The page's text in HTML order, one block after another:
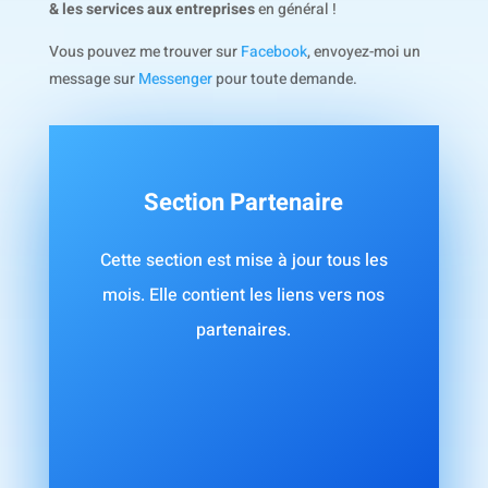
& les services aux entreprisesen général !
Vous pouvez me trouver sur Facebook, envoyez-moi un
message sur Messenger pour toute demande.
Section Partenaire
Cette section est mise à jour tous les
mois. Elle contient les liens vers nos
partenaires.